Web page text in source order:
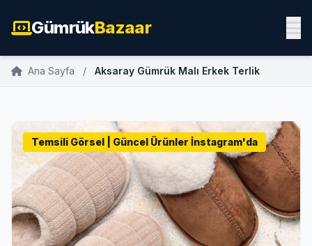
GümrükBazaar
Ana Sayfa / Aksaray Gümrük Malı Erkek Terlik
Temsili Görsel | Güncel Ürünler İnstagram'da